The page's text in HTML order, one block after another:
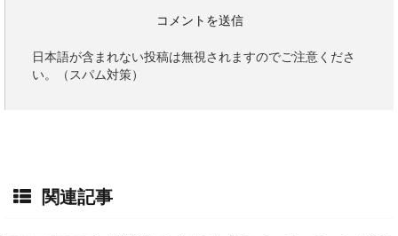
日本語が含まれない投稿は無視されますのでご注意くださ
い。（スパム対策）
関連記事